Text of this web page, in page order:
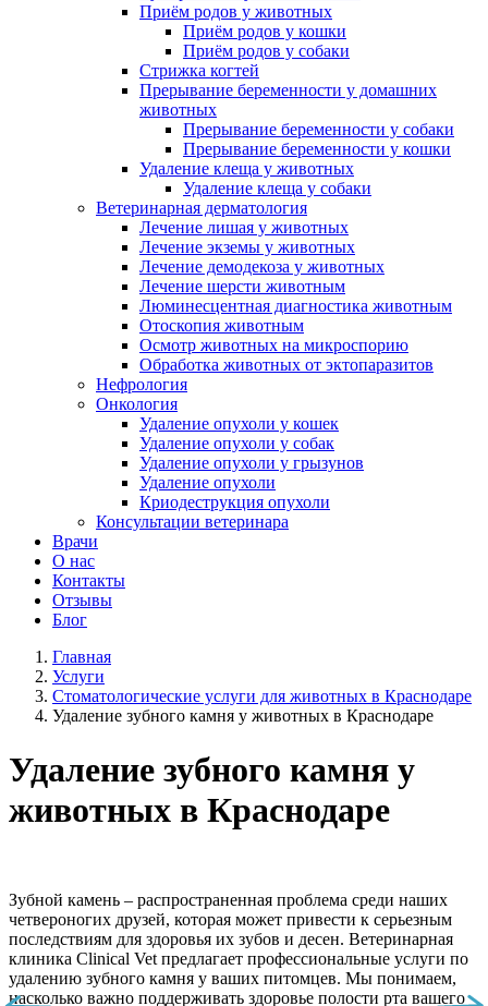
Приём родов у животных
Приём родов у кошки
Приём родов у собаки
Стрижка когтей
Прерывание беременности у домашних
животных
Прерывание беременности у собаки
Прерывание беременности у кошки
Удаление клеща у животных
Удаление клеща у собаки
Ветеринарная дерматология
Лечение лишая у животных
Лечение экземы у животных
Лечение демодекоза у животных
Лечение шерсти животным
Люминесцентная диагностика животным
Отоскопия животным
Осмотр животных на микроспорию
Обработка животных от эктопаразитов
Нефрология
Онкология
Удаление опухоли у кошек
Удаление опухоли у собак
Удаление опухоли у грызунов
Удаление опухоли
Криодеструкция опухоли
Консультации ветеринара
Врачи
О нас
Контакты
Отзывы
Блог
Главная
Услуги
Стоматологические услуги для животных в Краснодаре
Удаление зубного камня у животных в Краснодаре
Удаление зубного камня у
животных в Краснодаре
Зубной камень – распространенная проблема среди наших
четвероногих друзей, которая может привести к серьезным
последствиям для здоровья их зубов и десен. Ветеринарная
клиника Clinical Vet предлагает профессиональные услуги по
удалению зубного камня у ваших питомцев. Мы понимаем,
насколько важно поддерживать здоровье полости рта вашего